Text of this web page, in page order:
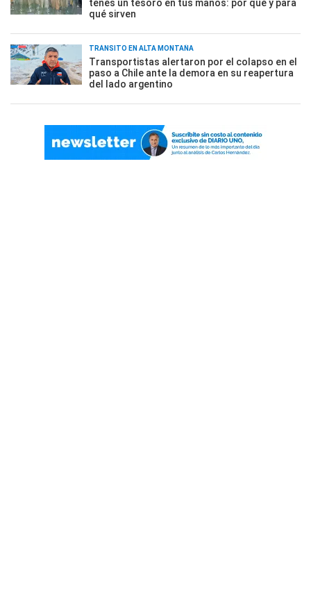
tenés un tesoro en tus manos: por qué y para
qué sirven
TRÁNSITO EN ALTA MONTAÑA
Transportistas alertaron por el colapso en el
paso a Chile ante la demora en su reapertura
del lado argentino